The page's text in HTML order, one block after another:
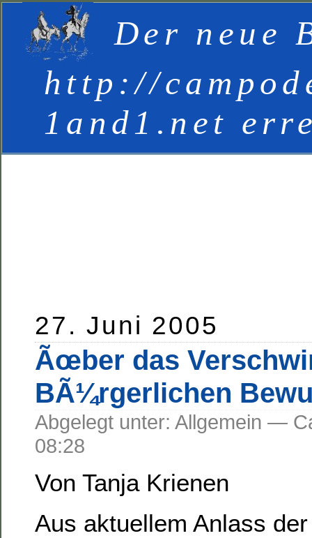
Der neue
http://
1and1.net
27. Juni 2005
Ãœber das
BÃ¼rgerlichen
Abgelegt unter: Allgemein —
08:28
Von Tanja Krienen
Aus aktuellem Anlass